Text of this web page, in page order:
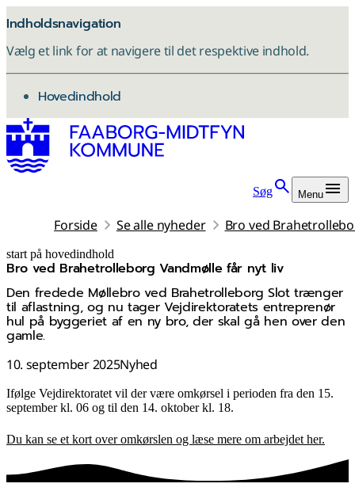
Indholdsnavigation
Vælg et link for at navigere til det respektive indhold.
gå til
Hovedindhold
Søg Menu
Forside Se alle nyheder Bro ved
start på hovedindhold
Bro ved Brahetrolleborg Vandmølle får nyt liv
Den fredede Møllebro ved Brahetrolleborg Slot trænger
til aflastning, og nu tager Vejdirektoratets entreprenør
hul på byggeriet af en ny bro, der skal gå hen over den
gamle.
10. september 2025Nyhed
senest opdateret 4. november 2025
Ifølge Vejdirektoratet vil der være omkørsel i perioden fra den 15.
september kl. 06 og til den 14. oktober kl. 18.
Du kan se et kort over omkørslen og læse mere om arbejdet her.